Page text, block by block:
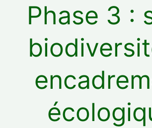
Phase 3 :